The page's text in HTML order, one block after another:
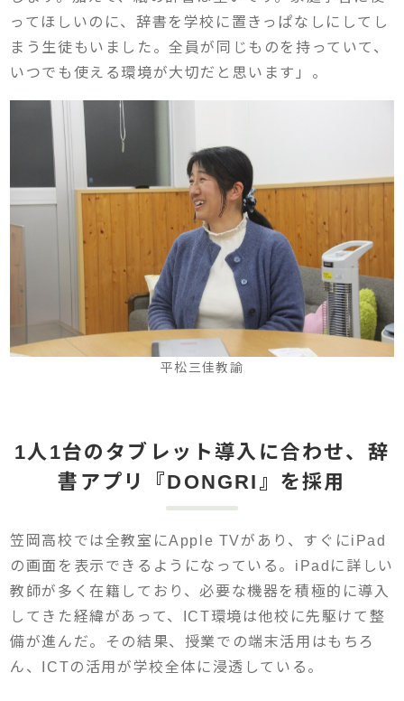
ってほしいのに、辞書を学校に置きっぱなしにしてし
まう生徒もいました。全員が同じものを持っていて、
いつでも使える環境が大切だと思います」。
平松三佳教諭
1人1台のタブレット導入に合わせ、辞
書アプリ『DONGRI』を採用
笠岡高校では全教室にApple TVがあり、すぐにiPad
の画面を表示できるようになっている。iPadに詳しい
教師が多く在籍しており、必要な機器を積極的に導入
してきた経緯があって、ICT環境は他校に先駆けて整
備が進んだ。その結果、授業での端末活用はもちろ
ん、ICTの活用が学校全体に浸透している。